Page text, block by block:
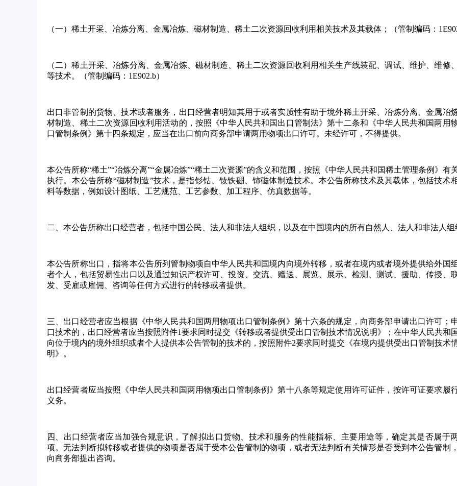
（一）稀土开采、冶炼分离、金属冶炼、磁材制造、稀土二次资源回收利用相关技术及其载体；（管制编码：
（二）稀土开采、冶炼分离、金属冶炼、磁材制造、稀土二次资源回收利用相关生产线装配、调试、维护、维修
等技术。（管制编码： 1E902.b）
出口非管制的货物、技术或者服务，出口经营者明知其用于或者实质性有助于境外稀土开采、冶炼分离、金属冶
材制造、稀土二次资源回收利用活动的，按照《中华人民共和国出口管制法》第十二条和《中华人民共和国两用
口管制条例》第十四条规定，应当在出口前向商务部申请两用物项出口许可。未经许可，不得提供。
本公告所称“稀土”“冶炼分离”“金属冶炼”“稀土二次资源”的含义和范围，按照《中华人民共和国稀土管理条例》有
执行。本公告所称“磁材制造”技术，是指钐钴、钕铁硼、铈磁体制造技术。本公告所称技术及其载体，包括技术
料等数据，例如设计图纸、工艺规范、工艺参数、加工程序、仿真数据等。
二、本公告所称出口经营者，包括中国公民、法人和非法人组织，以及在中国境内的所有自然人、法人和非法人组
本公告所称出口，指将本公告所列管制物项自中华人民共和国境内向境外转移，或者在境内或者境外提供给外国
者个人，包括贸易性出口以及通过知识产权许可、投资、交流、赠送、展览、展示、检测、测试、援助、传授、
发、受雇或雇佣、咨询等任何方式进行的转移或者提供。
三、出口经营者应当根据《中华人民共和国两用物项出口管制条例》第十六条的规定，向商务部申请出口许可；
口技术的，出口经营者应当按照附件1要求同时提交《转移或者提供受出口管制技术情况说明》；在中华人民共和
向位于境内的境外组织或者个人提供本公告管制的技术的，按照附件2要求同时提交《在境内提供受出口管制技术
明》。
出口经营者应当按照《中华人民共和国两用物项出口管制条例》第十八条等规定使用许可证件，按许可证要求履
义务。
四、出口经营者应当加强合规意识，了解拟出口货物、技术和服务的性能指标、主要用途等，确定其是否属于
项。无法判断拟转移或者提供的物项是否属于受本公告管制的物项，或者无法判断有关情形是否受到本公告管制
向商务部提出咨询。